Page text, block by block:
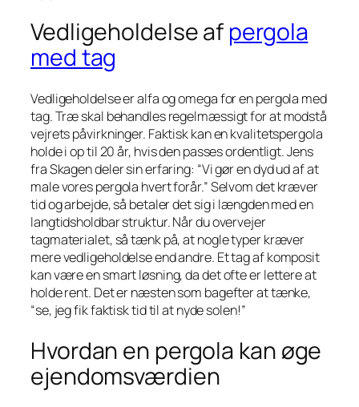
Vedligeholdelse af pergola
med tag
Vedligeholdelse er alfa og omega for en pergola med
tag. Træ skal behandles regelmæssigt for at modstå
vejrets påvirkninger. Faktisk kan en kvalitetspergola
holde i op til 20 år, hvis den passes ordentligt. Jens
fra Skagen deler sin erfaring: “Vi gør en dyd ud af at
male vores pergola hvert forår.” Selvom det kræver
tid og arbejde, så betaler det sig i længden med en
langtidsholdbar struktur. Når du overvejer
tagmaterialet, så tænk på, at nogle typer kræver
mere vedligeholdelse end andre. Et tag af komposit
kan være en smart løsning, da det ofte er lettere at
holde rent. Det er næsten som bagefter at tænke,
“se, jeg fik faktisk tid til at nyde solen!”
Hvordan en pergola kan øge
ejendomsværdien